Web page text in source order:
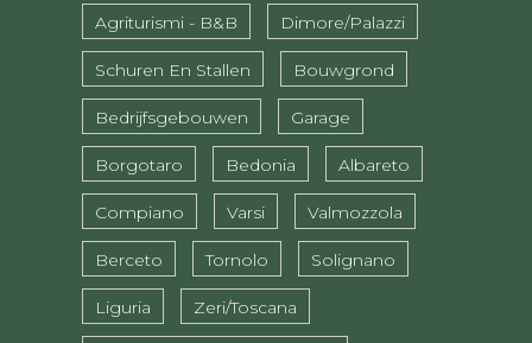
Agriturismi - B&B Dimore/Palazzi
Schuren En Stallen Bouwgrond
Bedrijfsgebouwen Garage
Borgotaro Bedonia Albareto
Compiano Varsi Valmozzola
Berceto Tornolo Solignano
Liguria Zeri/Toscana